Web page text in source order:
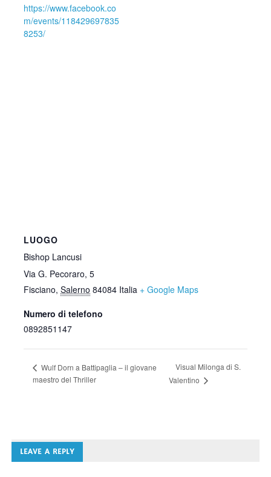
https://www.facebook.co
m/events/118429697835
8253/
LUOGO
Bishop Lancusi
Via G. Pecoraro, 5
Fisciano, Salerno 84084 Italia + Google Maps
Numero di telefono
0892851147
Wulf Dorn a Battipaglia – il giovane
maestro del Thriller
Visual Milonga di S.
Valentino
LEAVE A REPLY